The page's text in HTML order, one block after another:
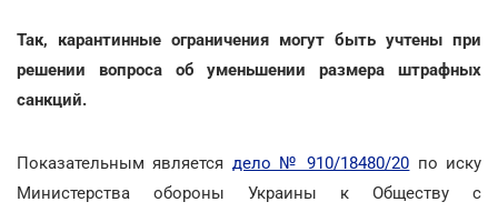
Так, карантинные ограничения могут быть учтены при
решении вопроса об уменьшении размера штрафных
санкций.
Показательным является дело № 910/18480/20 по иску
Министерства обороны Украины к Обществу с